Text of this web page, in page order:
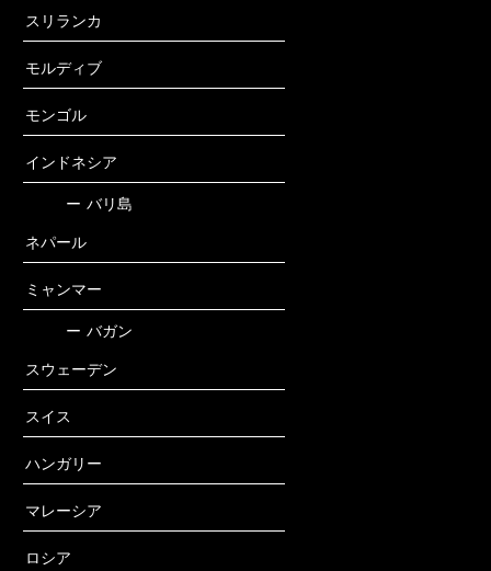
スリランカ
モルディブ
モンゴル
インドネシア
ー バリ島
ネパール
ミャンマー
ー バガン
スウェーデン
スイス
ハンガリー
マレーシア
ロシア